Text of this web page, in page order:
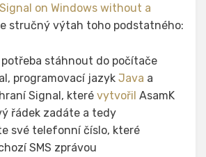
Signal on Windows without a
stručný výtah toho podstatného:
stáhnout do počítače
programovací jazyk Java a
Signal, které vytvořil AsamK
řádek zadáte a tedy
své telefonní číslo, které
SMS zprávou